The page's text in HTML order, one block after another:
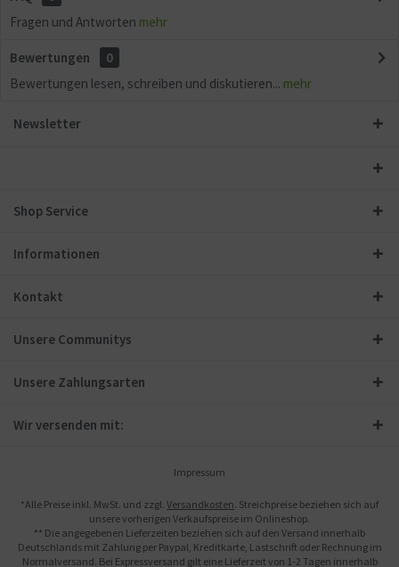
Fragen und Antworten mehr
Bewertungen
0
Bewertungen lesen, schreiben und diskutieren... mehr
Newsletter
Shop Service
Informationen
Kontakt
Unsere Communitys
Unsere Zahlungsarten
Wir versenden mit:
Impressum
*Alle Preise inkl. MwSt. und zzgl. Versandkosten. Streichpreise beziehen sich auf
unsere vorherigen Verkaufspreise im Onlineshop.
** Die angegebenen Lieferzeiten beziehen sich auf den Versand innerhalb
Deutschlands mit Zahlung per Paypal, Kreditkarte, Lastschrift oder Rechnung im
Normalversand. Bei Expressversand gilt eine Lieferzeit von 1-2 Tagen innerhalb